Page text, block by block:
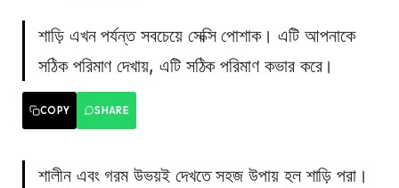
শাড়ি এখন পর্যন্ত সবচেয়ে সেক্সি পোশাক। এটি আপনাকে
সঠিক পরিমাণ দেখায়, এটি সঠিক পরিমাণ কভার করে।
COPY SHARE
শালীন এবং গরম উভয়ই দেখতে সহজ উপায় হল শাড়ি পরা।